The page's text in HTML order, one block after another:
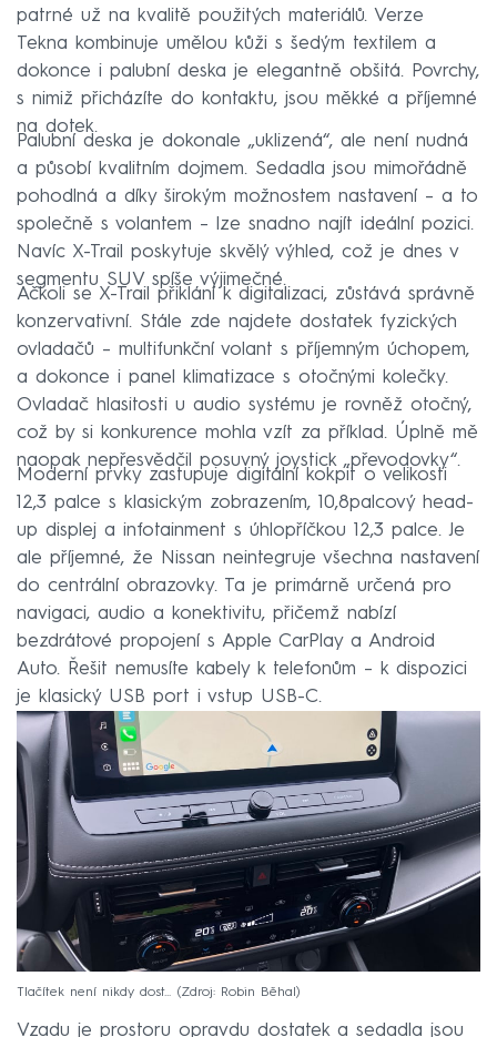
patrné už na kvalitě použitých materiálů. Verze
Tekna kombinuje umělou kůži s šedým textilem a
dokonce i palubní deska je elegantně obšitá. Povrchy,
s nimiž přicházíte do kontaktu, jsou měkké a příjemné
na dotek.
Palubní deska je dokonale „uklizená“, ale není nudná
a působí kvalitním dojmem. Sedadla jsou mimořádně
pohodlná a díky širokým možnostem nastavení – a to
společně s volantem – lze snadno najít ideální pozici.
Navíc X-Trail poskytuje skvělý výhled, což je dnes v
segmentu SUV spíše výjimečné.
Ačkoli se X-Trail přiklání k digitalizaci, zůstává správně
konzervativní. Stále zde najdete dostatek fyzických
ovladačů – multifunkční volant s příjemným úchopem,
a dokonce i panel klimatizace s otočnými kolečky.
Ovladač hlasitosti u audio systému je rovněž otočný,
což by si konkurence mohla vzít za příklad. Úplně mě
naopak nepřesvědčil posuvný joystick „převodovky“.
Moderní prvky zastupuje digitální kokpit o velikosti
12,3 palce s klasickým zobrazením, 10,8palcový head-
up displej a infotainment s úhlopříčkou 12,3 palce. Je
ale příjemné, že Nissan neintegruje všechna nastavení
do centrální obrazovky. Ta je primárně určená pro
navigaci, audio a konektivitu, přičemž nabízí
bezdrátové propojení s Apple CarPlay a Android
Auto. Řešit nemusíte kabely k telefonům – k dispozici
je klasický USB port i vstup USB-C.
Tlačítek není nikdy dost... Zdroj: Robin Běhal
Vzadu je prostoru opravdu dostatek a sedadla jsou